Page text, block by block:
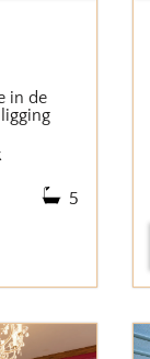
in de
5